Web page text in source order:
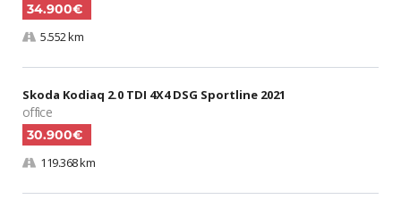
34.900€
5.552 km
Skoda Kodiaq 2.0 TDI 4X4 DSG Sportline 2021
office
30.900€
119.368 km